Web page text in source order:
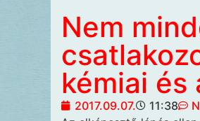
Nem
kémiai és
2017.09.07. 11:38